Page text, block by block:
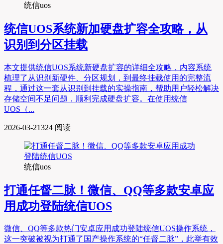
统信uos
统信UOS系统新加硬盘扩容全攻略，从
识别到分区挂载
本文提供统信UOS系统新硬盘扩容的详细全攻略，内容系统
梳理了从识别新硬件、分区规划，到最终挂载使用的完整流
程，通过这一套从识别到挂载的实操指南，帮助用户轻松解决
存储空间不足问题，顺利完成硬盘扩容。在使用统信
UOS（...
2026-03-21324 阅读
统信uos
打通任督二脉！微信、QQ等多款安卓应
用成功登陆统信UOS
微信、QQ等多款热门安卓应用成功登陆统信UOS操作系统，
这一突破被视为打通了国产操作系统的“任督二脉”，此举有效